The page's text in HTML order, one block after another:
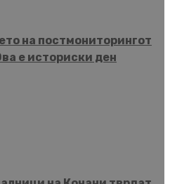
на постмониторингот
е историски ден